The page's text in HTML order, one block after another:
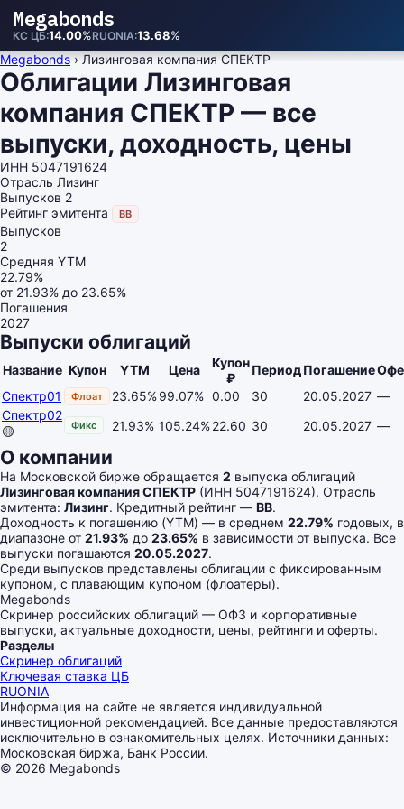
Megabonds
КС ЦБ 14.00%RUONIA 13.68%
Megabonds › Лизинговая компания СПЕКТР
Облигации Лизинговая
компания СПЕКТР — все
выпуски, доходность, цены
ИНН 5047191624
Отрасль Лизинг
Выпусков 2
Рейтинг эмитента
BB
Выпусков
2
Средняя YTM
22.79%
от 21.93% до 23.65%
Погашения
2027
Выпуски облигаций
Название Купон YTM Цена
Купон
₽
ПериодПогашение
Спектр01
Флоат 23.65%99.07% 0.00 30 20.05.2027 —
Спектр02
🟡
Фикс 21.93% 105.24%22.60 30 20.05.2027 —
О компании
На Московской бирже обращается 2 выпуска облигаций
Лизинговая компания СПЕКТР (ИНН 5047191624). Отрасль
эмитента: Лизинг. Кредитный рейтинг — BB.
Доходность к погашению (YTM) — в среднем 22.79% годовых, в
диапазоне от 21.93% до 23.65% в зависимости от выпуска. Все
выпуски погашаются 20.05.2027.
Среди выпусков представлены облигации с фиксированным
купоном, с плавающим купоном (флоатеры).
Megabonds
Скринер российских облигаций — ОФЗ и корпоративные
выпуски, актуальные доходности, цены, рейтинги и оферты.
Разделы
Скринер облигаций
Ключевая ставка ЦБ
RUONIA
Информация на сайте не является индивидуальной
инвестиционной рекомендацией. Все данные предоставляются
исключительно в ознакомительных целях. Источники данных:
Московская биржа, Банк России.
© 2026 Megabonds